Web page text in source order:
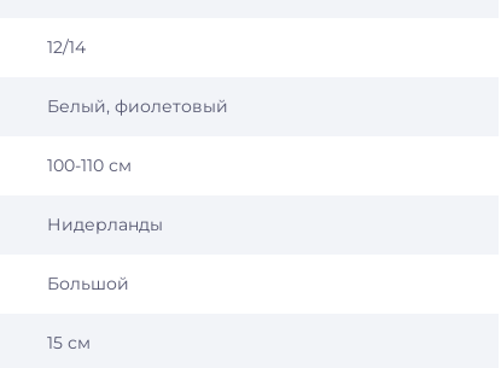
12/14
Белый, фиолетовый
100-110 см
Нидерланды
Большой
15 см